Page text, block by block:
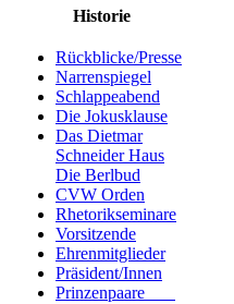
Historie
Rückblicke/Presse
Narrenspiegel
Schlappeabend
Die Jokusklause
Das Dietmar
Schneider Haus
Die Berlbud
CVW Orden
Rhetorikseminare
Vorsitzende
Ehrenmitglieder
Präsident/Innen
Prinzenpaare